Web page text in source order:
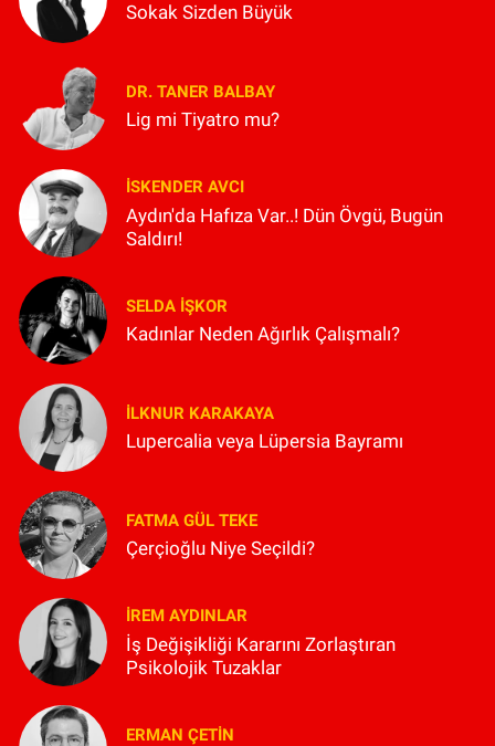
Sokak Sizden Büyük
DR. TANER BALBAY
Lig mi Tiyatro mu?
İSKENDER AVCI
Aydın'da Hafıza Var..! Dün Övgü, Bugün
Saldırı!
SELDA İŞKOR
Kadınlar Neden Ağırlık Çalışmalı?
İLKNUR KARAKAYA
Lupercalia veya Lüpersia Bayramı
FATMA GÜL TEKE
Çerçioğlu Niye Seçildi?
İREM AYDINLAR
İş Değişikliği Kararını Zorlaştıran
Psikolojik Tuzaklar
ERMAN ÇETIN